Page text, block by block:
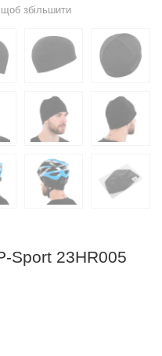
збільшити
Sport 23HR005